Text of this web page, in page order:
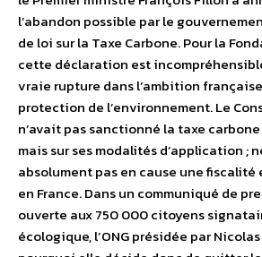
l’abandon possible par le
de loi sur la Taxe Carbone. Pour la
cette déclaration est
vraie rupture dans l’ambition
protection de l’environnement. Le
n’avait pas sanctionné la taxe
mais sur ses modalités d’application ;
absolument pas en cause une
en France. Dans un communiqué de
ouverte aux 750 000 citoyens
écologique, l’ONG présidée par